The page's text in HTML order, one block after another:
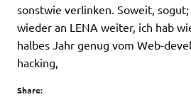
sonstwie verlinken. Soweit,
wieder an LENA weiter, ich hab
halbes Jahr genug vom Web-
hacking,
Share: